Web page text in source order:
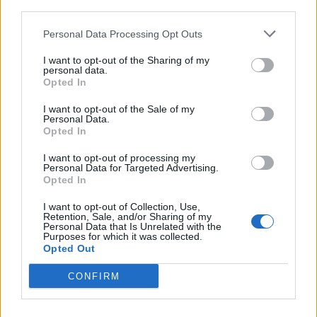
Personal Data Processing Opt Outs
I want to opt-out of the Sharing of my
personal data.
Opted In
I want to opt-out of the Sale of my
Personal Data.
Opted In
I want to opt-out of processing my
Personal Data for Targeted Advertising.
Opted In
I want to opt-out of Collection, Use,
Retention, Sale, and/or Sharing of my
Personal Data that Is Unrelated with the
Purposes for which it was collected.
Opted Out
CONFIRM
τουρισμού.
Δελτίο Τύπου
Ο Πρόεδρος της Πανελλήνιας Ομοσπονδίας